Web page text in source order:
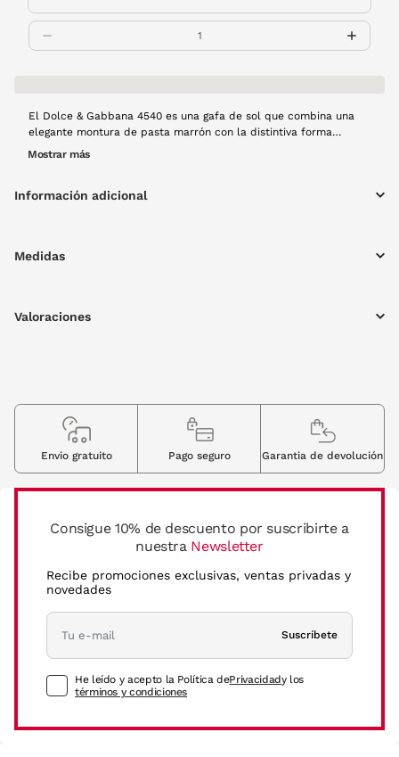
El Dolce & Gabbana 4540 es una gafa de sol que combina una
elegante montura de pasta marrón con la distintiva forma
Phantos, entregando un estilo moderno y sofisticado. Sus lentes
Mostrar más
Información adicional
Medidas
Valoraciones
Consigue 10% de descuento por suscribirte a
nuestra Newsletter
Recibe promociones exclusivas, ventas privadas y
novedades
Suscríbete
He leído y acepto la Política dePrivacidady los
términos y condiciones
Envio gratuito Pago seguro Garantia de devolución